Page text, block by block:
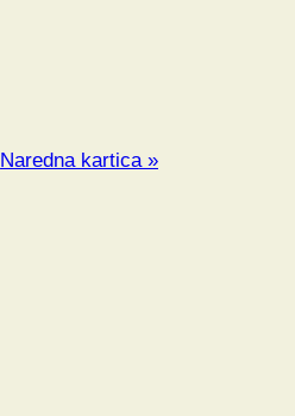
Naredna kartica »